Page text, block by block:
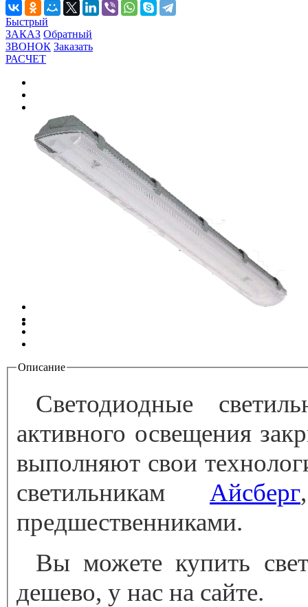
Быстрый
ЗАКАЗ Обратный
ЗВОНОК Заказать
РАСЧЕТ
Описание
Светодиодные
активного освещения
выполняют свои
светильникам Айсберг
предшественниками.
Вы можете купить
дешево, у нас на сайте.